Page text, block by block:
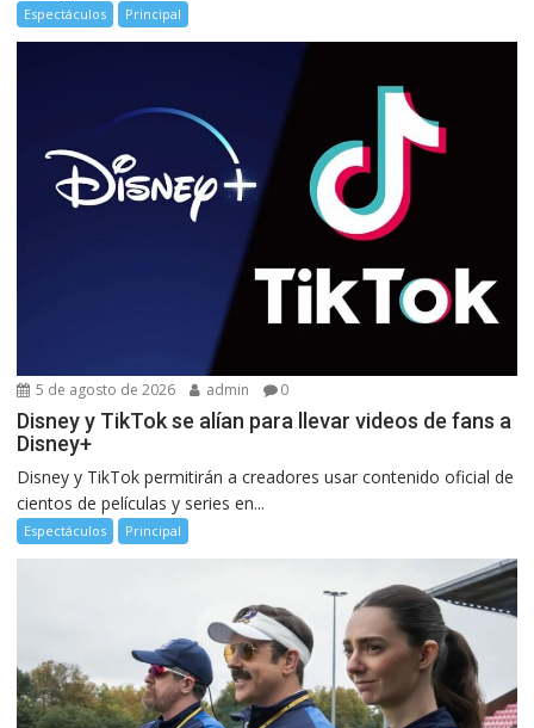
Espectáculos Principal
5 de agosto de 2026 admin 0
Disney y TikTok se alían para llevar videos de fans a
Disney+
Disney y TikTok permitirán a creadores usar contenido oficial de
cientos de películas y series en...
Espectáculos Principal